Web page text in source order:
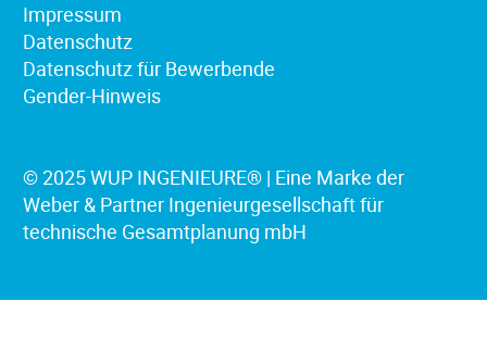
Impressum
Datenschutz
Datenschutz für Bewerbende
Gender-Hinweis
© 2025 WUP INGENIEURE® | Eine Marke der
Weber & Partner Ingenieurgesellschaft für
technische Gesamtplanung mbH